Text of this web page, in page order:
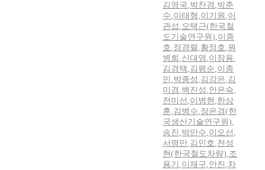
김영국,박찬경 ,박춘
수,이태형 ,이기원 ,이
관섭 ,오택근(한국철
도기술연구원),이종
호,정경렬 ,황정호,원
병희 ,신대영 ,이장용,
김경택 ,김평순,이종
민 ,박종성 ,김강은,김
미경 ,백진성 ,안은숙,
전미선 ,이병현 ,한상
훈,김병수,장은경(한
국생산기술연구원),
송진 ,박만수,이오선 ,
서명만,김인호,전성
현(한국철도차량),조
용기 ,이재구,안진 ,차